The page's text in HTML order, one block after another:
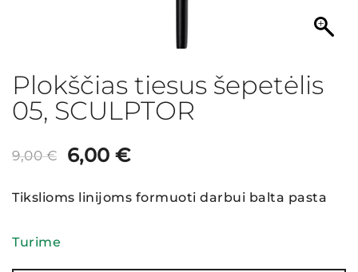
Plokščias tiesus šepetėlis
05, SCULPTOR
9,00€
Original
price
6,00 €Current
price
Tikslioms linijoms formuoti darbui balta pasta
Turime